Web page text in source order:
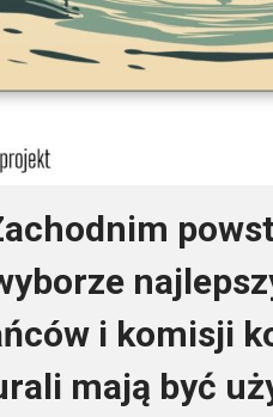
i komisji
mają być